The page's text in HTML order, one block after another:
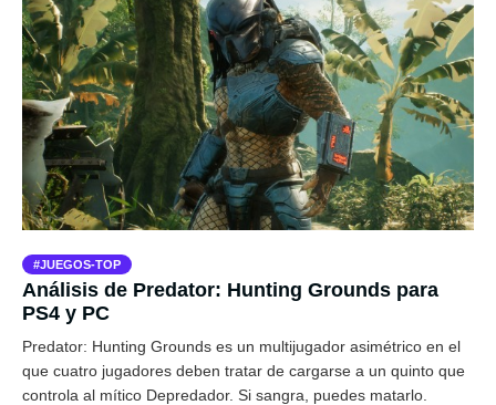
JUEGOS-TOP
Análisis de Predator: Hunting Grounds para
PS4 y PC
Predator: Hunting Grounds es un multijugador asimétrico en el
que cuatro jugadores deben tratar de cargarse a un quinto que
controla al mítico Depredador. Si sangra, puedes matarlo.